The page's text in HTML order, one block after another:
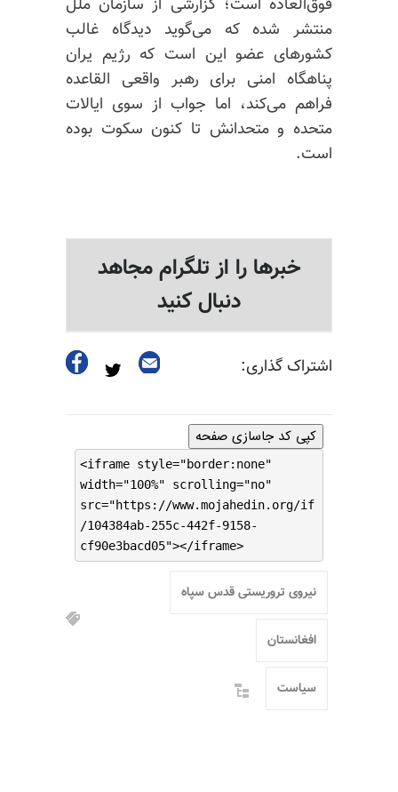
فوق‌العاده است؛ گزارشی از سازمان ملل
منتشر شده که می‌گوید دیدگاه غالب
کشورهای عضو این است که رژیم یران
پناهگاه امنی برای رهبر واقعی القاعده
فراهم می‌کند، اما جواب از سوی ایالات
متحده و متحدانش تا کنون سکوت بوده
است.
خبرها را از تلگرام مجاهد
دنبال کنید
اشتراک گذاری:
کپی کد جاسازی صفحه
<iframe style="border:none"
width="100%" scrolling="no"
src="https://www.mojahedin.org/if
/104384ab-255c-442f-9158-
cf90e3bacd05"></iframe>
نیروی تروریستی قدس سپاه
افغانستان
سیاست